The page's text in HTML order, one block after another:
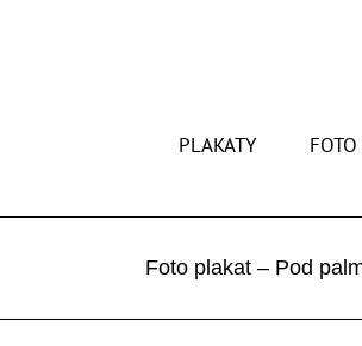
PLAKATY
Foto plakat – Pod